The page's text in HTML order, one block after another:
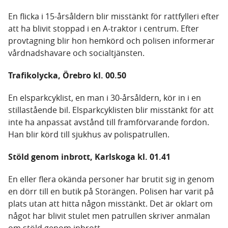
En flicka i 15-årsåldern blir misstänkt för rattfylleri efter
att ha blivit stoppad i en A-traktor i centrum. Efter
provtagning blir hon hemkörd och polisen informerar
vårdnadshavare och socialtjänsten.
Trafikolycka, Örebro kl. 00.50
En elsparkcyklist, en man i 30-årsåldern, kör in i en
stillastående bil. Elsparkcyklisten blir misstänkt för att
inte ha anpassat avstånd till framförvarande fordon.
Han blir körd till sjukhus av polispatrullen.
Stöld genom inbrott, Karlskoga kl. 01.41
En eller flera okända personer har brutit sig in genom
en dörr till en butik på Storängen. Polisen har varit på
plats utan att hitta någon misstänkt. Det är oklart om
något har blivit stulet men patrullen skriver anmälan